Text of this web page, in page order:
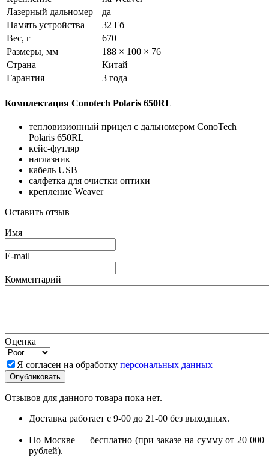
Лазерный дальномер
да
Память устройства
32 Гб
Вес, г
670
Размеры, мм
188 × 100 × 76
Страна
Китай
Гарантия
3 года
Комплектация Conotech Polaris 650RL
тепловизионный прицел с дальномером ConoTech
Polaris 650RL
кейс-футляр
наглазник
кабель USB
салфетка для очистки оптики
крепление Weaver
Оставить отзыв
Имя
E-mail
Комментарий
Оценка
Я согласен на обработку персональных данных
Отзывов для данного товара пока нет.
Доставка работает с 9-00 до 21-00 без выходных.
По Москве — бесплатно (при заказе на сумму от 20 000
рублей).